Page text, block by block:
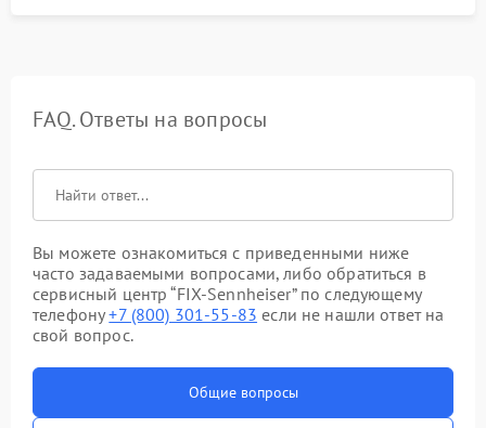
FAQ. Ответы на вопросы
Вы можете ознакомиться с приведенными ниже
часто задаваемыми вопросами, либо обратиться в
сервисный центр “FIX-Sennheiser” по следующему
телефону+7 (800) 301-55-83 если не нашли ответ на
свой вопрос.
Общие вопросы